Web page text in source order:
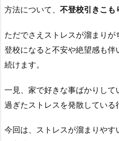
方法について、 不登校引きこも
ただでさえストレスが溜まり
登校になると不安や絶望感も伴
続けます。
一見、家で好きな事ばかりして
過ぎたストレスを発散している
今回は、ストレスが溜まりや